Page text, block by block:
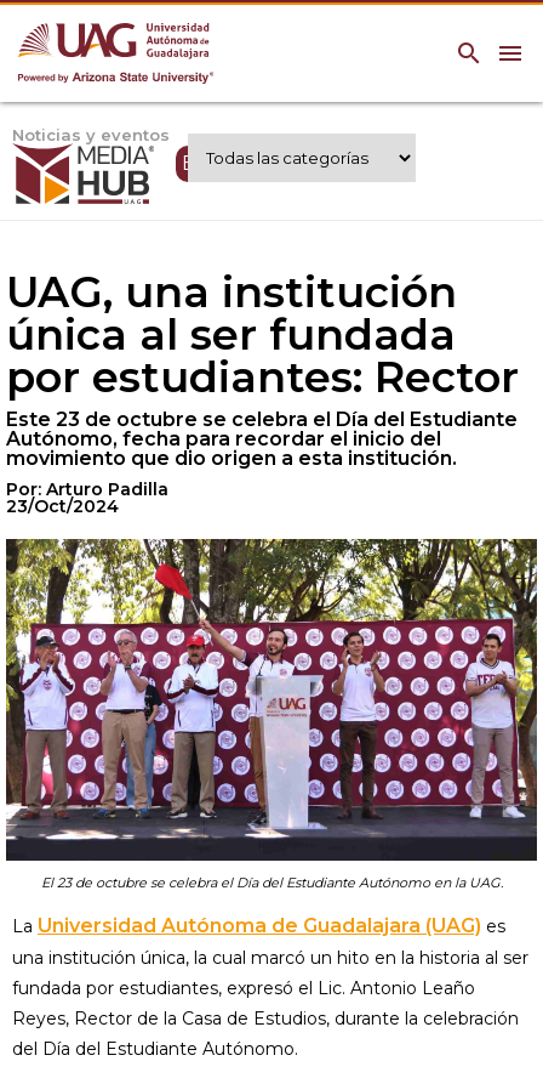
menu
search
Noticias y eventos
Expertos UAG
UAG, una institución
única al ser fundada
por estudiantes: Rector
Este 23 de octubre se celebra el Día del Estudiante
Autónomo, fecha para recordar el inicio del
movimiento que dio origen a esta institución.
Por: Arturo Padilla
23/Oct/2024
El 23 de octubre se celebra el Día del Estudiante Autónomo en la UAG.
La Universidad Autónoma de Guadalajara (UAG) es
una institución única, la cual marcó un hito en la historia al ser
fundada por estudiantes, expresó el Lic. Antonio Leaño
Reyes, Rector de la Casa de Estudios, durante la celebración
del Día del Estudiante Autónomo.